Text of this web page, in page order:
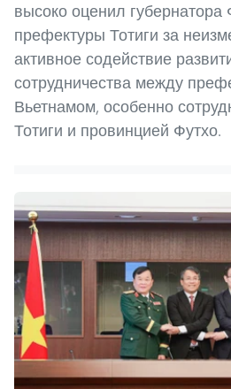
высоко оценил губернатора
префектуры Тотиги за
активное содействие
сотрудничества между
Вьетнамом, особенно
Тотиги и провинцией Футхо.